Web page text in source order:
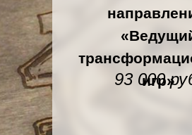
игр»
93 000